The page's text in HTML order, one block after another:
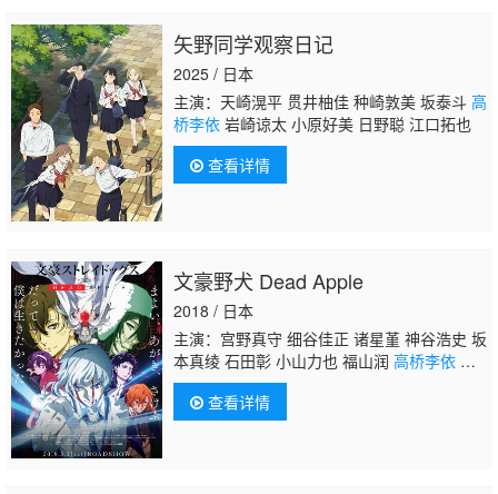
矢野同学观察日记
2025 / 日本
主演：天崎滉平 贯井柚佳 种崎敦美 坂泰斗 高
桥李依岩崎谅太 小原好美 日野聪 江口拓也
查看详情
文豪野犬 Dead Apple
2018 / 日本
主演：宫野真守 细谷佳正 诸星堇 神谷浩史 坂
本真绫 石田彰 小山力也 福山润 高桥李依雨
宫天 小野贤章 宫本充 岛村侑 手冢弘道 谷山
纪章 中井和哉 诹访部顺一 丰永利行 中博
史 小见川千明 中村千绘 上村祐翔 花仓洸幸
查看详情